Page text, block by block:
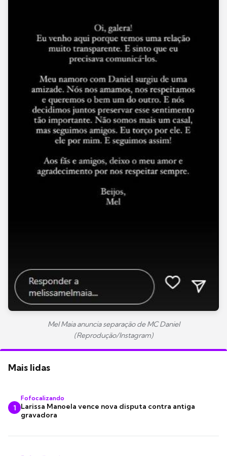
Mel Maia anuncia separação de MC Daniel
(Reprodução/Instagram)
Mais lidas
1
Fofocalizando
Larissa Manoela vence nova disputa contra antiga
gravadora